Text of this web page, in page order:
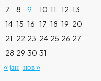
7
8 9 10 11 12 13
14 15 16 17 18 19 20
21 22 23 24 25 26 27
28 29 30 31
« јан нов »